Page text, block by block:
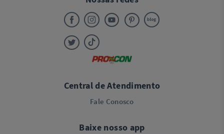
Central de Atendimento
Fale Conosco
Baixe nosso app